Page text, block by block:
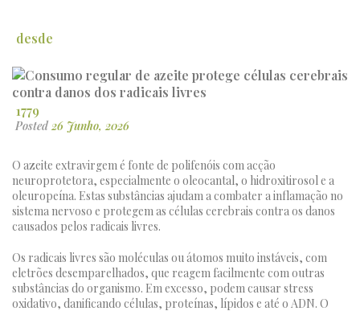
Posted 26 Junho, 2026
O azeite extravirgem é fonte de polifenóis com acção
neuroprotetora, especialmente o oleocantal, o hidroxitirosol e a
oleuropeína. Estas substâncias ajudam a combater a inflamação no
sistema nervoso e protegem as células cerebrais contra os danos
causados pelos radicais livres.
Os radicais livres são moléculas ou átomos muito instáveis, com
eletrões desemparelhados, que reagem facilmente com outras
substâncias do organismo. Em excesso, podem causar stress
oxidativo, danificando células, proteínas, lípidos e até o ADN. O